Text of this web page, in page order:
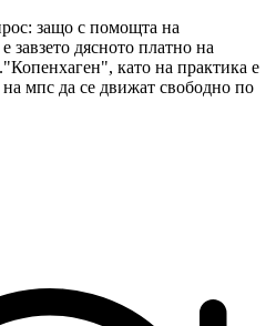
защо с помощта на
завзето дясното платно на
като на практика е
мпс да се движат свободно по